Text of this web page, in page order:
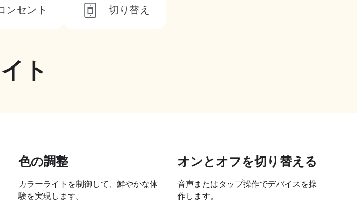
ンセント 切り替え
ト
色の調整
カラーライトを制御して、鮮やかな体
験を実現します。
オンとオフを切り替える
音声またはタップ操作でデバイスを操
作します。